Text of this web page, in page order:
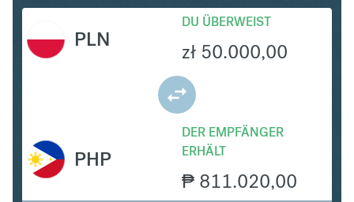
PLN
DU ÜBERWEIST
zł 50.000,00
DER EMPFÄNGER
ERHÄLT
₱ 811.020,00
PHP